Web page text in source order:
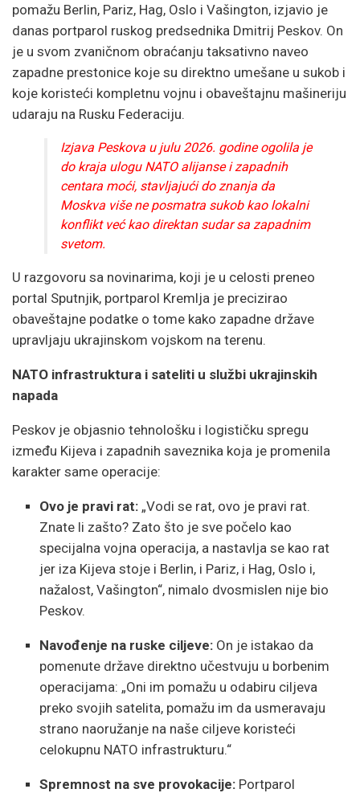
pomažu Berlin, Pariz, Hag, Oslo i Vašington, izjavio je
danas portparol ruskog predsednika Dmitrij Peskov. On
je u svom zvaničnom obraćanju taksativno naveo
zapadne prestonice koje su direktno umešane u sukob i
koje koristeći kompletnu vojnu i obaveštajnu mašineriju
udaraju na Rusku Federaciju.
Izjava Peskova u julu 2026. godine ogolila je
do kraja ulogu NATO alijanse i zapadnih
centara moći, stavljajući do znanja da
Moskva više ne posmatra sukob kao lokalni
konflikt već kao direktan sudar sa zapadnim
svetom.
U razgovoru sa novinarima, koji je u celosti preneo
portal Sputnjik, portparol Kremlja je precizirao
obaveštajne podatke o tome kako zapadne države
upravljaju ukrajinskom vojskom na terenu.
NATO infrastruktura i sateliti u službi ukrajinskih
napada
Peskov je objasnio tehnološku i logističku spregu
između Kijeva i zapadnih saveznika koja je promenila
karakter same operacije:
Ovo je pravi rat: „Vodi se rat, ovo je pravi rat.
Znate li zašto? Zato što je sve počelo kao
specijalna vojna operacija, a nastavlja se kao rat
jer iza Kijeva stoje i Berlin, i Pariz, i Hag, Oslo i,
nažalost, Vašington“, nimalo dvosmislen nije bio
Peskov.
Navođenje na ruske ciljeve: On je istakao da
pomenute države direktno učestvuju u borbenim
operacijama: „Oni im pomažu u odabiru ciljeva
preko svojih satelita, pomažu im da usmeravaju
strano naoružanje na naše ciljeve koristeći
celokupnu NATO infrastrukturu.“
Spremnost na sve provokacije: Portparol